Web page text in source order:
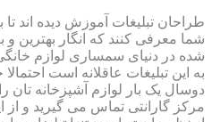
طراحان تبلیغات آموزش دیده اند
شما معرفی کنند که انگار بهترین
شده در دنیای سمساری لوازم
به این تبلیغات عاقلانه است
دوسال یک بار لوازم آشپزخانه تان
مرکز گارانتی تماس می گیرید و از